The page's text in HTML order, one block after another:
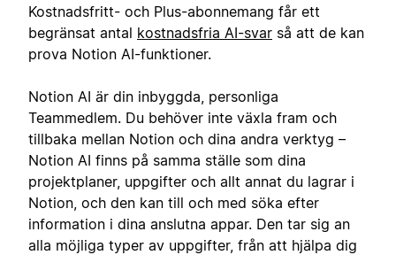
Kostnadsfritt- och Plus-abonnemang får ett
begränsat antal kostnadsfria AI-svar så att de kan
prova Notion AI-funktioner.
Notion AI är din inbyggda, personliga
Teammedlem. Du behöver inte växla fram och
tillbaka mellan Notion och dina andra verktyg –
Notion AI finns på samma ställe som dina
projektplaner, uppgifter och allt annat du lagrar i
Notion, och den kan till och med söka efter
information i dina anslutna appar. Den tar sig an
alla möjliga typer av uppgifter, från att hjälpa dig